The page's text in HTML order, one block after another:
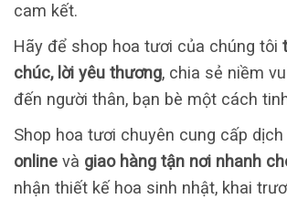
cam kết.
Hãy để shop hoa tươi của chúng tôi
chúc, lời yêu thương, chia sẻ niềm
đến người thân, bạn bè một cách
Shop hoa tươi chuyên cung cấp dịch
online và giao hàng tận nơi nhanh
nhận thiết kế hoa sinh nhật, khai